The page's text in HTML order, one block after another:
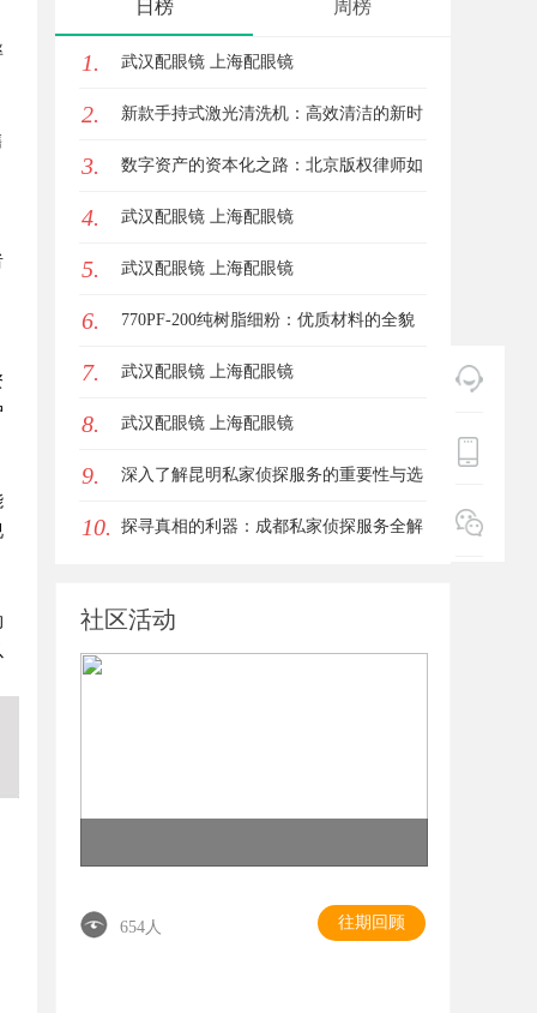
日榜 周榜
1. 武汉配眼镜 上海配眼镜
2. 新款手持式激光清洗机：高效清洁的新时
代
3. 数字资产的资本化之路：北京版权律师如
何让“IP”变“现金流”
4. 武汉配眼镜 上海配眼镜
5. 武汉配眼镜 上海配眼镜
6. 770PF-200纯树脂细粉：优质材料的全貌
与应用
7. 武汉配眼镜 上海配眼镜
8. 武汉配眼镜 上海配眼镜
9. 深入了解昆明私家侦探服务的重要性与选
择指南
10. 探寻真相的利器：成都私家侦探服务全解
社区活动
654人 往期回顾